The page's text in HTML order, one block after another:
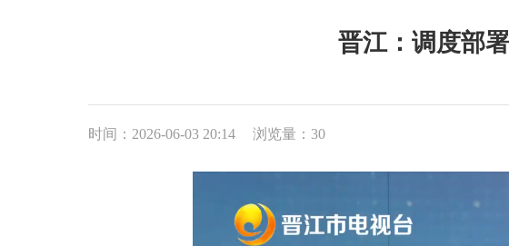
晋江：调度部
时间：2026-06-03 20:14 浏览量： 30